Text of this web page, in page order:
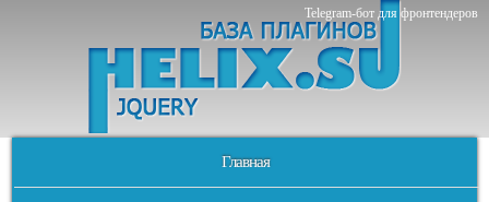
Telegram-бот для фронтендеров
Главная